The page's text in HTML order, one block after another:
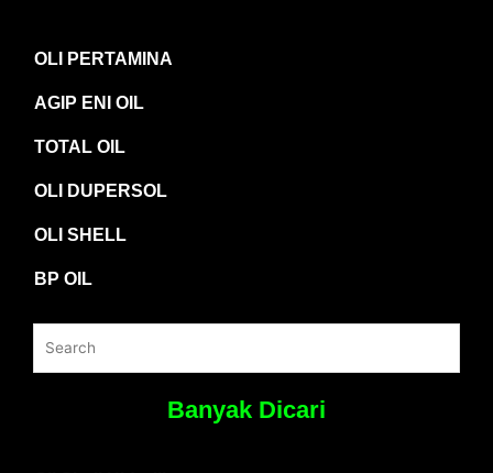
OLI PERTAMINA
AGIP ENI OIL
TOTAL OIL
OLI DUPERSOL
OLI SHELL
BP OIL
Banyak Dicari